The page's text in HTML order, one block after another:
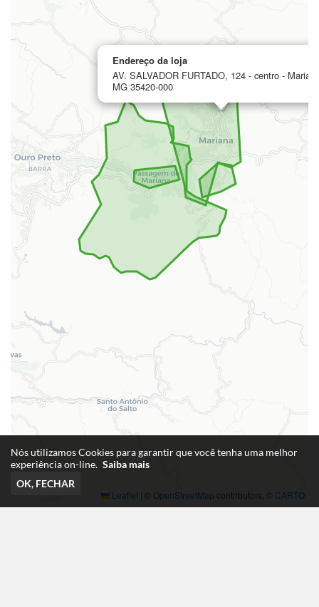
Endereço da loja
AV. SALVADOR FURTADO, 124 - centro -
MG 35420-000
Leaflet | OpenStreetMap contributors, © CARTO
Nós utilizamos Cookies para garantir que você tenha uma melhor
experiência on-line. Saiba mais
OK, FECHAR